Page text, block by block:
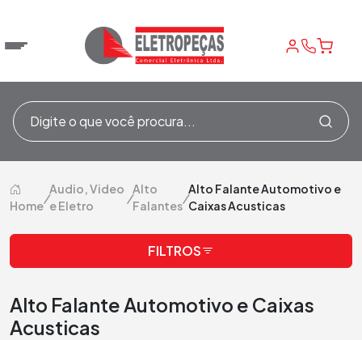
Home
/
Audio, Video
e Eletro
/
Alto
Falantes
/
Alto Falante Automotivo e
Caixas Acusticas
FILTROS
Alto Falante Automotivo e Caixas
Acusticas